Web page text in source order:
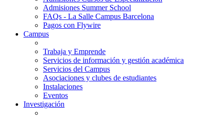
Admisiones Summer School
FAQs - La Salle Campus Barcelona
Pagos con Flywire
Campus
Trabaja y Emprende
Servicios de información y gestión académica
Servicios del Campus
Asociaciones y clubes de estudiantes
Instalaciones
Eventos
Investigación